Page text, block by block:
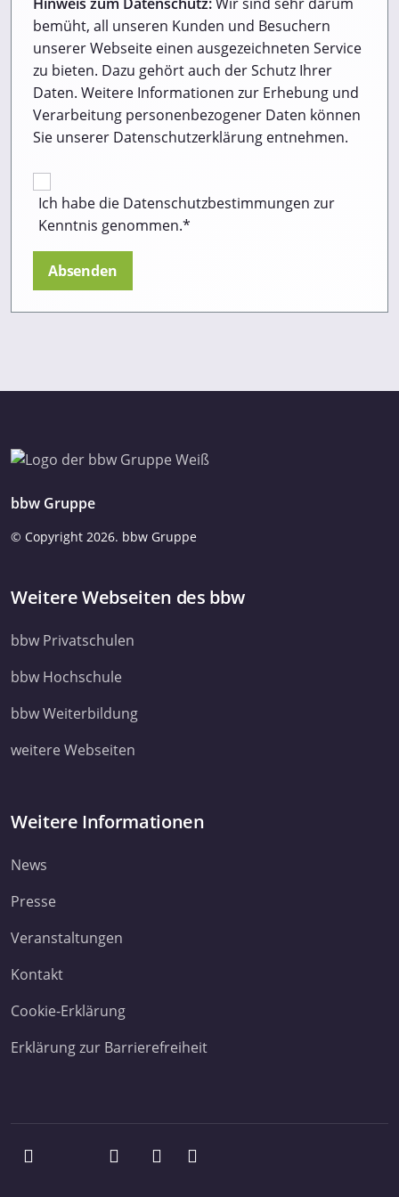
bemüht, all unseren Kunden und Besuchern
unserer Webseite einen ausgezeichneten Service
zu bieten. Dazu gehört auch der Schutz Ihrer
Daten. Weitere Informationen zur Erhebung und
Verarbeitung personenbezogener Daten können
Sie unserer Datenschutzerklärung entnehmen.
Ich habe die Datenschutzbestimmungen zur
Kenntnis genommen.*
bbw Gruppe
© Copyright 2026. bbw Gruppe
Weitere Webseiten des bbw
bbw Privatschulen
bbw Hochschule
bbw Weiterbildung
weitere Webseiten
Weitere Informationen
News
Presse
Veranstaltungen
Kontakt
Cookie-Erklärung
Erklärung zur Barrierefreiheit